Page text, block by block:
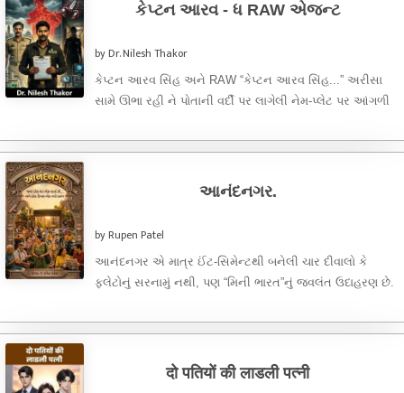
કેપ્ટન આરવ - ધ RAW એજન્ટ
by Dr. Nilesh Thakor
કેપ્ટન આરવ સિંહ અને RAW “કેપ્ટન આરવ સિંહ...” અરીસા
સામે ઊભા રહી ને પોતાની વર્દી પર લાગેલી નેમ-પ્લેટ પર આંગળી
આનંદનગર.
by Rupen Patel
આનંદનગર એ માત્ર ઈંટ-સિમેન્ટથી બનેલી ચાર દીવાલો કે
ફ્લેટોનું સરનામું નથી, પણ “મિની ભારત”નું જ્વલંત ઉદાહરણ છે.
दो पतियों की लाडली पत्नी